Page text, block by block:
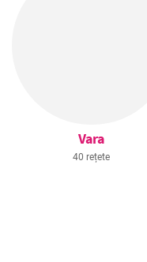
Vara
40 rețete